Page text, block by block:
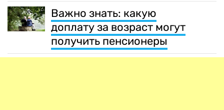
Важно знать: какую
доплату за возраст могут
получить пенсионеры